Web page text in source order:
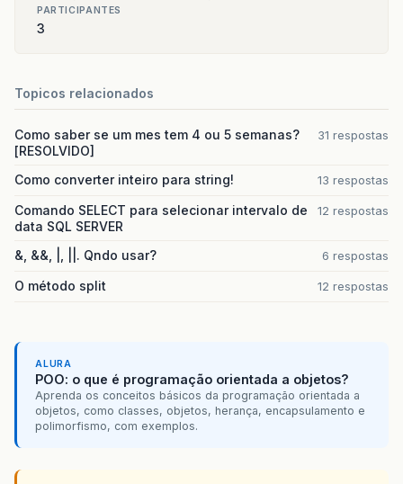
PARTICIPANTES
3
Topicos relacionados
Como saber se um mes tem 4 ou 5 semanas?
[RESOLVIDO]
31 respostas
Como converter inteiro para string! 13 respostas
Comando SELECT para selecionar intervalo de
data SQL SERVER
12 respostas
&, &&, |, ||. Qndo usar? 6 respostas
O método split 12 respostas
ALURA
POO: o que é programação orientada a objetos?
Aprenda os conceitos básicos da programação orientada a
objetos, como classes, objetos, herança, encapsulamento e
polimorfismo, com exemplos.